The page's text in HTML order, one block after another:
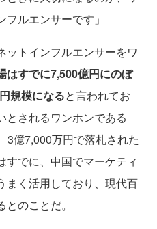
ルエンサーです」
トインフルエンサーをワ
はすでに7,500億円にのぼ
規模になると言われてお
とされるワンホンである
3億7,000万円で落札された
すでに、中国でマーケティ
まく活用しており、現代百
のことだ。